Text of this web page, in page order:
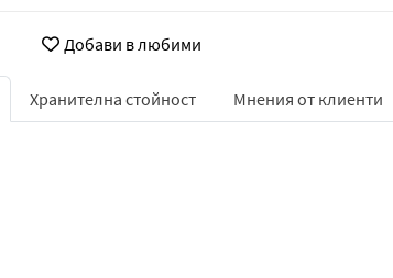
Добави в любими
Хранителна стойност Мнения от клиенти